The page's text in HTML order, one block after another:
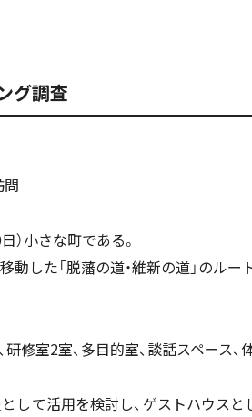
グ調査
問
）小さな町である。
動した「脱藩の道・維新の道」のルー
研修室2室、多目的室、談話スペース
して活用を検討し、ゲストハウス